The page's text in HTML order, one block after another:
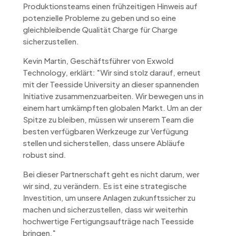
Produktionsteams einen frühzeitigen Hinweis auf
potenzielle Probleme zu geben und so eine
gleichbleibende Qualität Charge für Charge
sicherzustellen.
Kevin Martin, Geschäftsführer von Exwold
Technology, erklärt: "Wir sind stolz darauf, erneut
mit der Teesside University an dieser spannenden
Initiative zusammenzuarbeiten. Wir bewegen uns in
einem hart umkämpften globalen Markt. Um an der
Spitze zu bleiben, müssen wir unserem Team die
besten verfügbaren Werkzeuge zur Verfügung
stellen und sicherstellen, dass unsere Abläufe
robust sind.
Bei dieser Partnerschaft geht es nicht darum, wer
wir sind, zu verändern. Es ist eine strategische
Investition, um unsere Anlagen zukunftssicher zu
machen und sicherzustellen, dass wir weiterhin
hochwertige Fertigungsaufträge nach Teesside
bringen."